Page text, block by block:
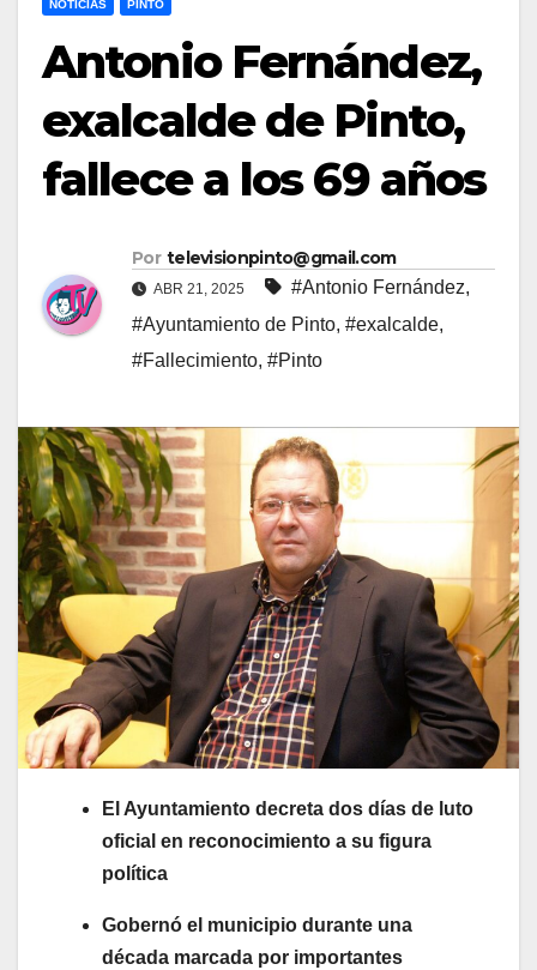
NOTICIAS PINTO
Antonio Fernández,
exalcalde de Pinto,
fallece a los 69 años
Por televisionpinto@gmail.com
ABR 21, 2025 #Antonio Fernández,
#Ayuntamiento de Pinto, #exalcalde,
#Fallecimiento, #Pinto
El Ayuntamiento decreta dos días de luto
oficial en reconocimiento a su figura
política
Gobernó el municipio durante una
década marcada por importantes